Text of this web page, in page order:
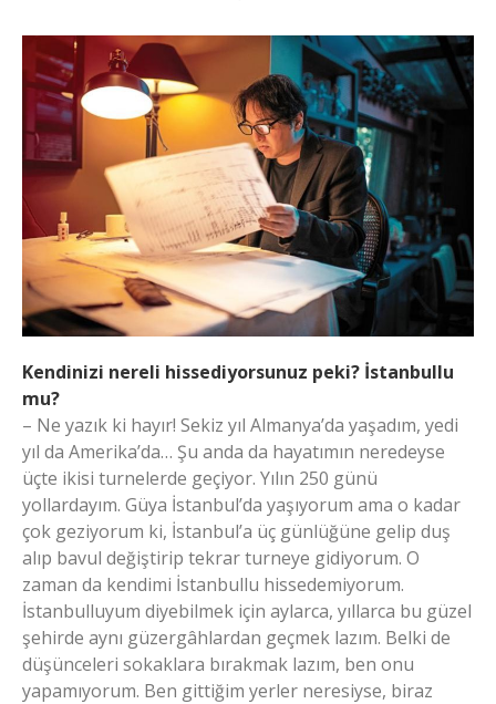
Kendinizi nereli hissediyorsunuz peki? İstanbullu
mu?
– Ne yazık ki hayır! Sekiz yıl Almanya’da yaşadım, yedi
yıl da Amerika’da… Şu anda da hayatımın neredeyse
üçte ikisi turnelerde geçiyor. Yılın 250 günü
yollardayım. Güya İstanbul’da yaşıyorum ama o kadar
çok geziyorum ki, İstanbul’a üç günlüğüne gelip duş
alıp bavul değiştirip tekrar turneye gidiyorum. O
zaman da kendimi İstanbullu hissedemiyorum.
İstanbulluyum diyebilmek için aylarca, yıllarca bu güzel
şehirde aynı güzergâhlardan geçmek lazım. Belki de
düşünceleri sokaklara bırakmak lazım, ben onu
yapamıyorum. Ben gittiğim yerler neresiyse, biraz